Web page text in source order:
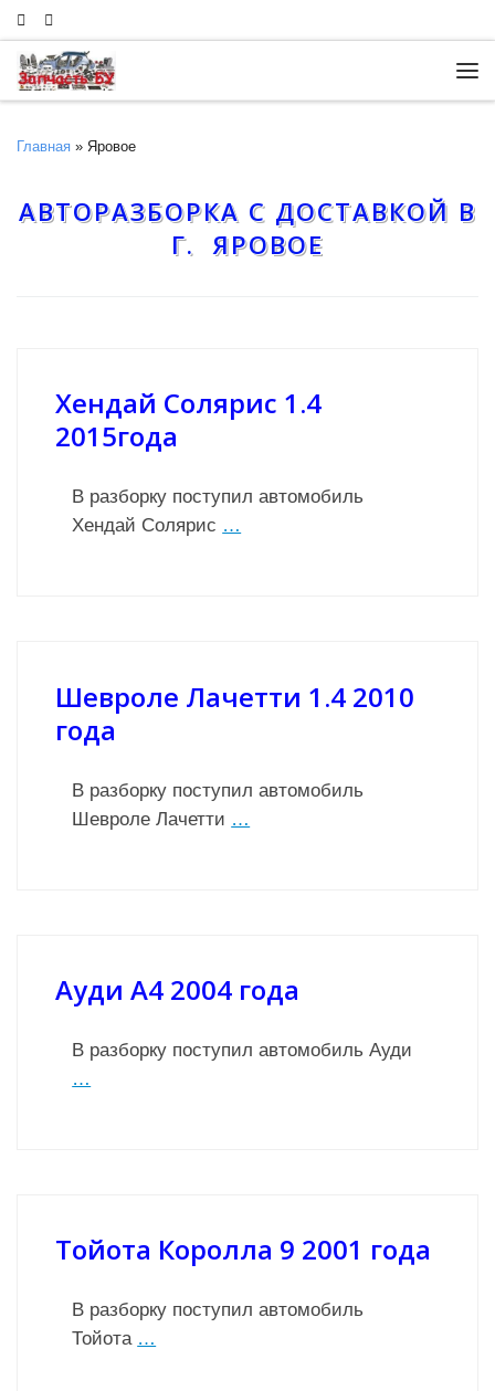
Skip to content
Главная » Яровое
АВТОРАЗБОРКА С ДОСТАВКОЙ В
Г. ЯРОВОЕ
Хендай Солярис 1.4
2015года
В разборку поступил автомобиль
Хендай Солярис …
Шевроле Лачетти 1.4 2010
года
В разборку поступил автомобиль
Шевроле Лачетти …
Ауди А4 2004 года
В разборку поступил автомобиль Ауди
…
Тойота Королла 9 2001 года
В разборку поступил автомобиль
Тойота …